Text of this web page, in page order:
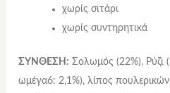
χωρίς σιτάρι
χωρίς συντηρητικά
ΣΥΝΘΕΣΗ: Σολωμός (22%), Ρύζι
ωμέγα6: 2,1%), λίπος